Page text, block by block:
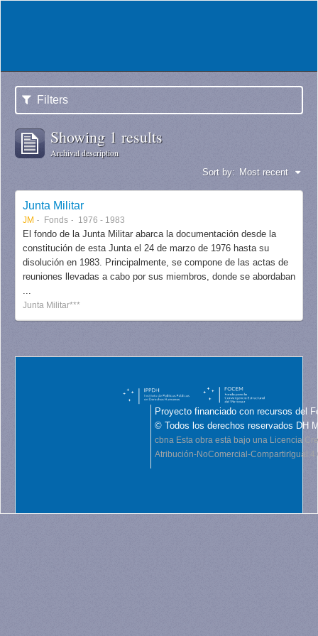
Filters
Showing 1 results
Archival description
Sort by: Most recent
Junta Militar
JM Fonds 1976 - 1983
El fondo de la Junta Militar abarca la documentación desde la
constitución de esta Junta el 24 de marzo de 1976 hasta su
disolución en 1983. Principalmente, se compone de las actas de
reuniones llevadas a cabo por sus miembros, donde se abordaban
...
Junta Militar***
Proyecto financiado con recursos del
© Todos los derechos reservados DH
cbna Esta obra está bajo una Licencia
Atribución-NoComercial-CompartirIgual